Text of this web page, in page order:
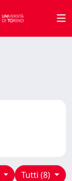
Tutti (8)